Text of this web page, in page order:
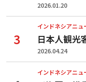
2026.01.20
インドネシアニュ
日本人観光
2026.04.24
インドネシアニュ